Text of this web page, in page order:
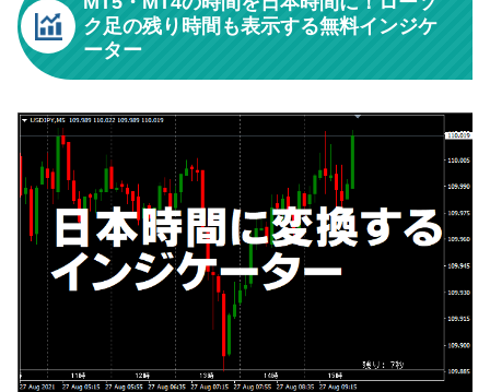
ク足の残り時間も表示する無料インジケ
ーター